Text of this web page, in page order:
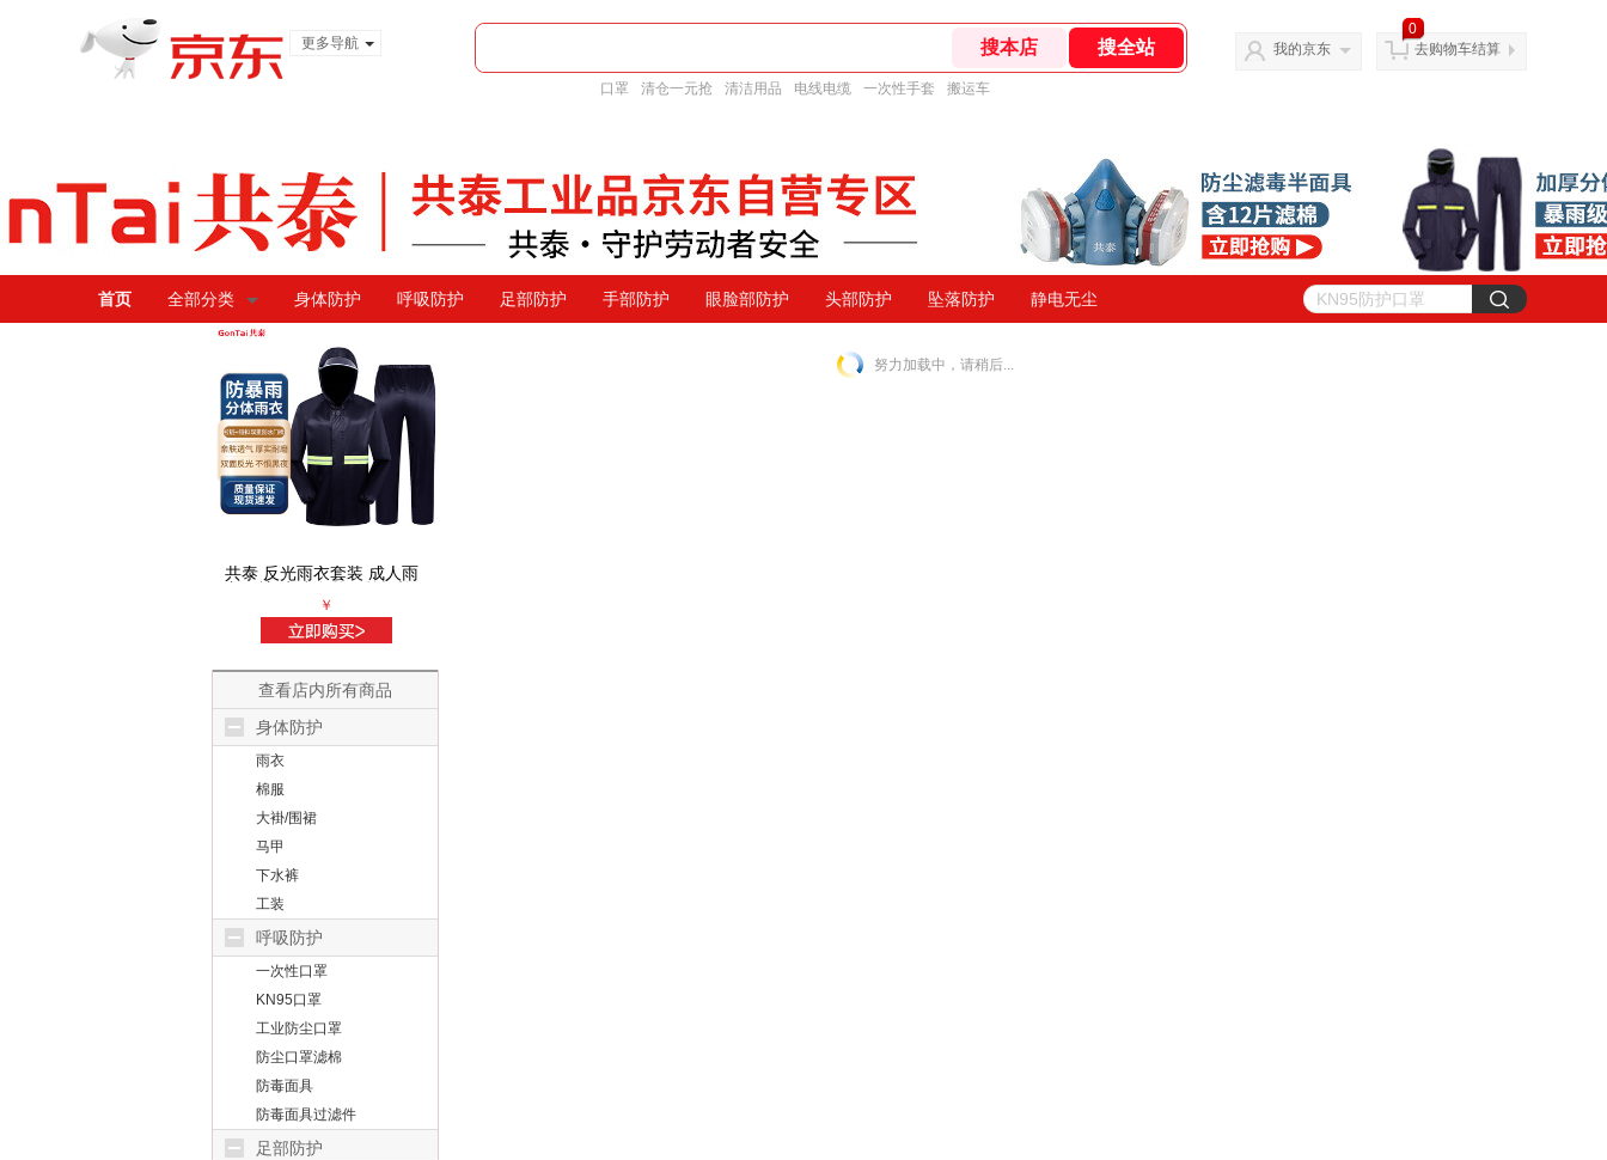
更多导航
口罩 清仓一元抢 清洁用品 电线电缆 一次性手套 搬运车
我的京东
0
去购物车结算
首页 全部分类 身体防护 呼吸防护 足部防护 手部防护 眼脸部防护 头部防护 坠落防护 静电无尘
共泰 反光雨衣套装 成人雨
防暴雨 均码 可定制
￥
查看店内所有商品
身体防护
雨衣
棉服
大褂/围裙
马甲
下水裤
工装
呼吸防护
一次性口罩
KN95口罩
工业防尘口罩
防尘口罩滤棉
防毒面具
防毒面具过滤件
足部防护
努力加载中，请稍后...